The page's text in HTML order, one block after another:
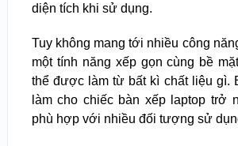
diện tích khi sử dụng.
Tuy không mang tới nhiều công
một tính năng xếp gọn cùng bề
thể được làm từ bất kì chất liệu gì.
làm cho chiếc bàn xếp laptop trở
phù hợp với nhiều đối tượng sử